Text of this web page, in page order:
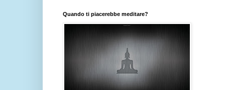
Quando ti piacerebbe meditare?